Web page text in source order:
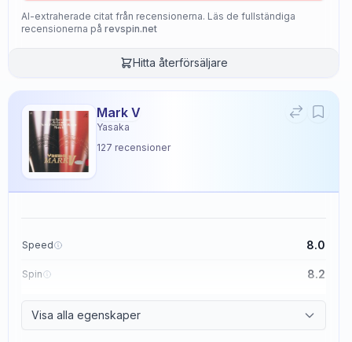
AI-extraherade citat från recensionerna. Läs de fullständiga
recensionerna på revspin.net
Hitta återförsäljare
Mark V
Yasaka
127 recensioner
Speed 8.0
Spin 8.2
Visa alla egenskaper